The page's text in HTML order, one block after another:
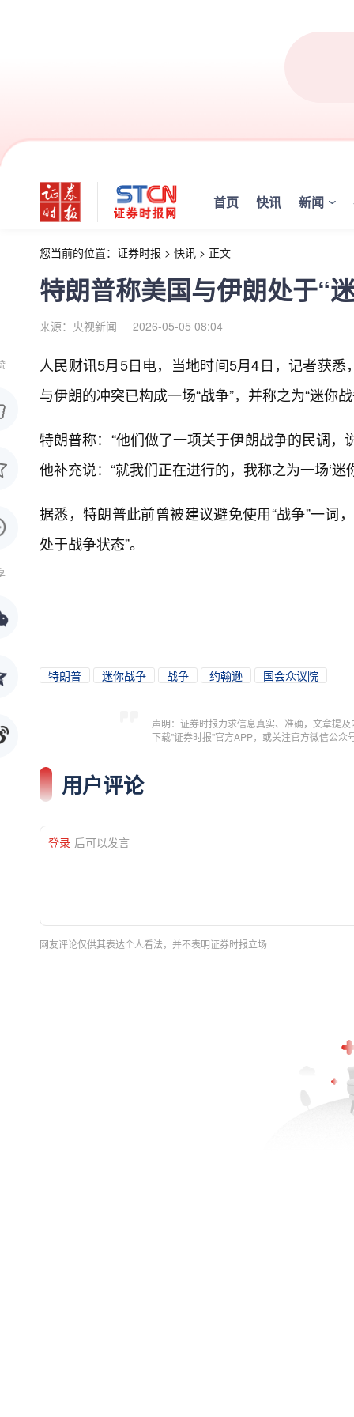
首页 快讯 新闻
您当前的位置： 证券时报 > 快讯 > 正文
特朗普称美国与伊朗处于“
来源：央视新闻 2026-05-05 08:04
人民财讯5月5日电， 当地时间5月4日，记者获
与伊朗的冲突已构成一场“战争”，并称之为“迷你
特朗普称：“他们做了一项关于伊朗战争的民调
他补充说：“就我们正在进行的，我称之为一场‘迷
据悉，特朗普此前曾被建议避免使用“战争”一词
处于战争状态”。
特朗普 迷你战争 战争 约翰逊 国会众议院
声明：证券时报力求信息真实、准确，文章提
下载"证券时报"官方APP，或关注官方微信公
用户评论
登录 后可以发言
网友评论仅供其表达个人看法，并不表明证券时报立场